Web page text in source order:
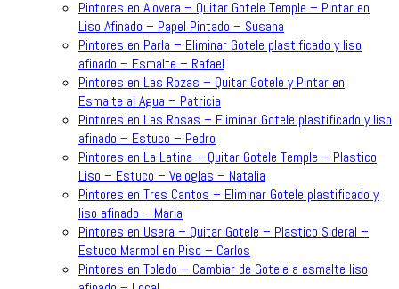
Pintores en Alovera – Quitar Gotele Temple – Pintar en
Liso Afinado – Papel Pintado – Susana
Pintores en Parla – Eliminar Gotele plastificado y liso
afinado – Esmalte – Rafael
Pintores en Las Rozas – Quitar Gotele y Pintar en
Esmalte al Agua – Patricia
Pintores en Las Rosas – Eliminar Gotele plastificado y liso
afinado – Estuco – Pedro
Pintores en La Latina – Quitar Gotele Temple – Plastico
Liso – Estuco – Veloglas – Natalia
Pintores en Tres Cantos – Eliminar Gotele plastificado y
liso afinado – Maria
Pintores en Usera – Quitar Gotele – Plastico Sideral –
Estuco Marmol en Piso – Carlos
Pintores en Toledo – Cambiar de Gotele a esmalte liso